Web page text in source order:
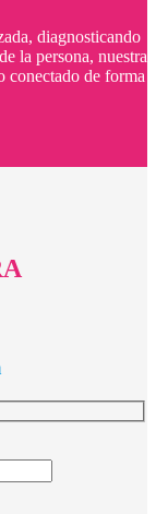
diagnosticando
la persona, nuestra
conectado de forma